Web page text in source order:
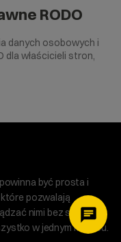
RODO
danych osobowych i
dla właścicieli stron,
być prosta i
pozwalają
nimi bez stresu.
w jednym miejscu.